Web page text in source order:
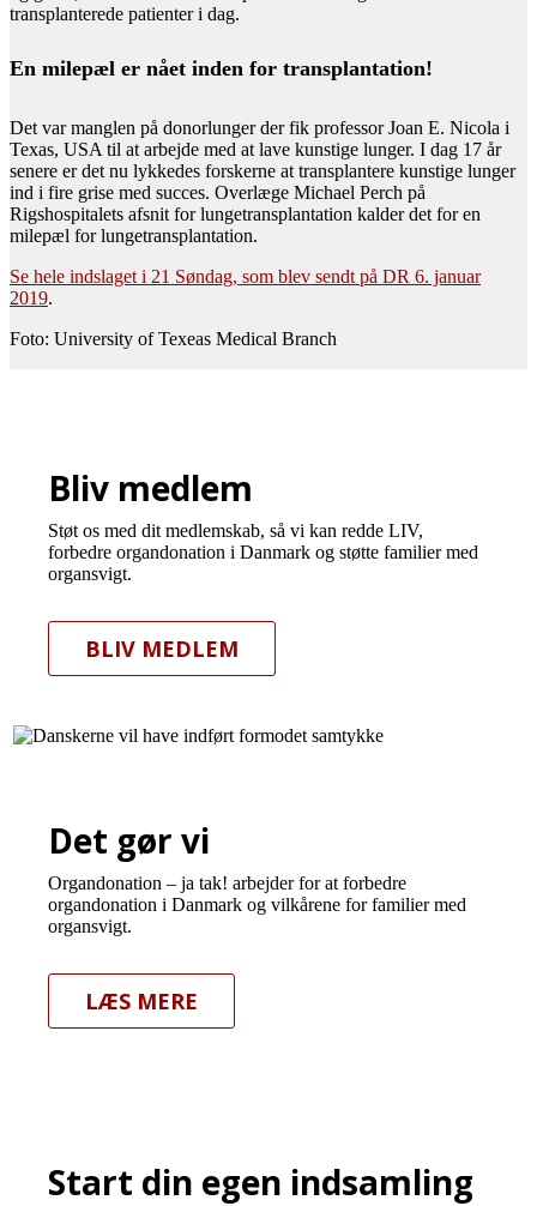
transplanterede patienter i dag.
En milepæl er nået inden for transplantation!
Det var manglen på donorlunger der fik professor Joan E. Nicola i
Texas, USA til at arbejde med at lave kunstige lunger. I dag 17 år
senere er det nu lykkedes forskerne at transplantere kunstige lunger
ind i fire grise med succes. Overlæge Michael Perch på
Rigshospitalets afsnit for lungetransplantation kalder det for en
milepæl for lungetransplantation.
Se hele indslaget i 21 Søndag, som blev sendt på DR 6. januar
2019.
Foto: University of Texeas Medical Branch
Bliv medlem
Støt os med dit medlemskab, så vi kan redde LIV,
forbedre organdonation i Danmark og støtte familier med
organsvigt.
BLIV MEDLEM
Det gør vi
Organdonation – ja tak! arbejder for at forbedre
organdonation i Danmark og vilkårene for familier med
organsvigt.
LÆS MERE
Start din egen indsamling